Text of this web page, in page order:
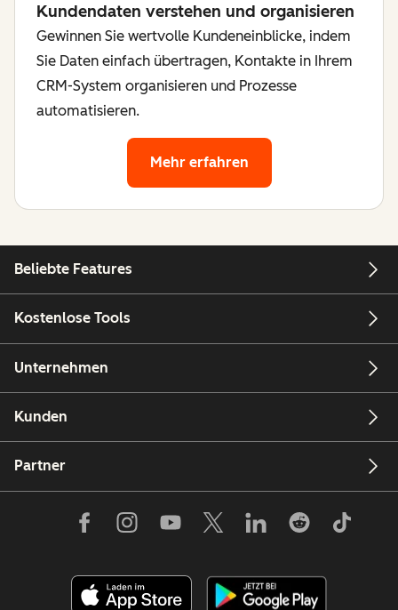
Kundendaten verstehen und organisieren
Gewinnen Sie wertvolle Kundeneinblicke, indem
Sie Daten einfach übertragen, Kontakte in Ihrem
CRM-System organisieren und Prozesse
automatisieren.
Mehr erfahren
Beliebte Features
Kostenlose Tools
Unternehmen
Kunden
Partner